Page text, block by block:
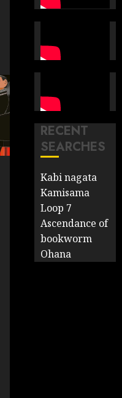
RECENT
SEARCHES
Kabi nagata
Kamisama
Loop 7
Ascendance of
bookworm
Ohana